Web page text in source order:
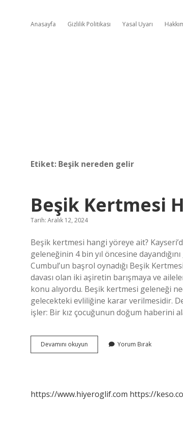
Anasayfa Gizlilik Politikası Yasal Uyarı
Etiket: Beşik nereden gelir
Beşik Kertmesi
Tarih: Aralık 12, 2024
Beşik kertmesi hangi yöreye ait?
geleneğinin 4 bin yıl öncesine
Cumbul’un başrol oynadığı Beşik
davası olan iki aşiretin barışmaya ve
konu alıyordu. Beşik kertmesi geleneği
gelecekteki evliliğine karar verilmesidir.
işler: Bir kız çocuğunun doğum haberini
Devamını okuyun
Kertmesi
Yorum Bırak
https://www.hiyeroglif.com https://